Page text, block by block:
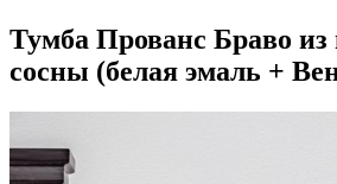
Тумба Прованс Браво из
сосны (белая эмаль +